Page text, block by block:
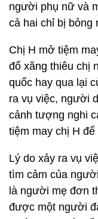
người phụ nữ và
cả hai chỉ bị bỏng
Chị H mở tiệm
đổ xăng thiêu chị
quốc hay qua lại
ra vụ việc, người
cảnh tượng nghi
tiệm may chị H
Lý do xảy ra vụ
tìm cảm của
là người mẹ đơn
được một người